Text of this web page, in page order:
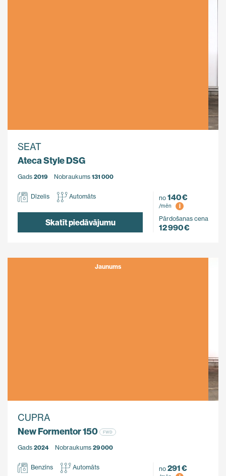
SEAT
Ateca Style DSG
Gads 2019 Nobraukums 131 000
Dīzelis Automāts
Skatīt piedāvājumu
no 140 €
/mēn
i
Pārdošanas cena
12 990 €
Jaunums
CUPRA
New Formentor 150
FWD
Gads 2024 Nobraukums 29 000
Benzīns Automāts no 291 €